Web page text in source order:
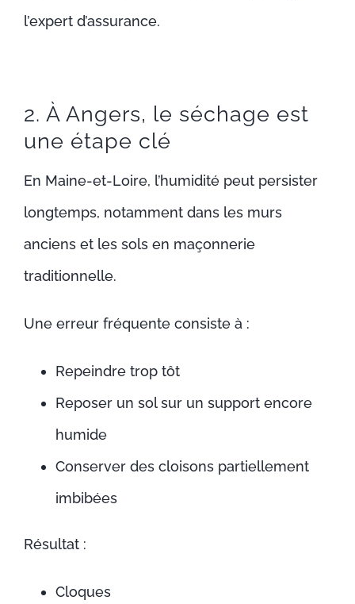
l’expert d’assurance.
2. À Angers, le séchage est
une étape clé
En Maine-et-Loire, l’humidité peut persister
longtemps, notamment dans les murs
anciens et les sols en maçonnerie
traditionnelle.
Une erreur fréquente consiste à :
Repeindre trop tôt
Reposer un sol sur un support encore
humide
Conserver des cloisons partiellement
imbibées
Résultat :
Cloques